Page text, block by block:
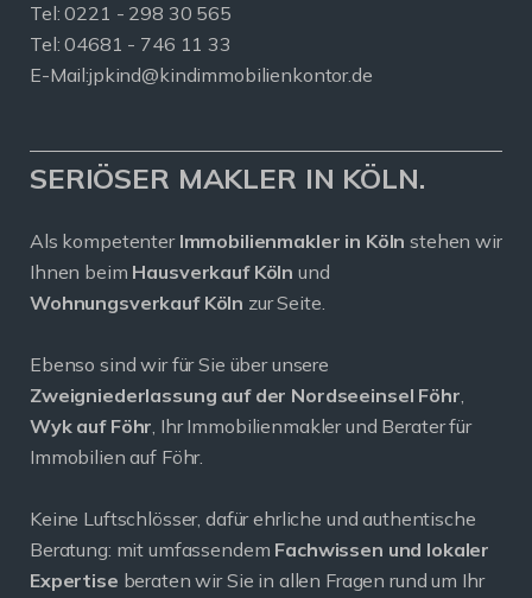
Tel: 0221 - 298 30 565
Tel: 04681 - 746 11 33
E-Mail:jpkind@kindimmobilienkontor.de
SERIÖSER MAKLER IN KÖLN.
Als kompetenter Immobilienmakler in Köln stehen wir
Ihnen beim Hausverkauf Köln und
Wohnungsverkauf Köln zur Seite.
Ebenso sind wir für Sie über unsere
Zweigniederlassung auf der Nordseeinsel Föhr,
Wyk auf Föhr, Ihr Immobilienmakler und Berater für
Immobilien auf Föhr.
Keine Luftschlösser, dafür ehrliche und authentische
Beratung: mit umfassendem Fachwissen und lokaler
Expertise beraten wir Sie in allen Fragen rund um Ihr